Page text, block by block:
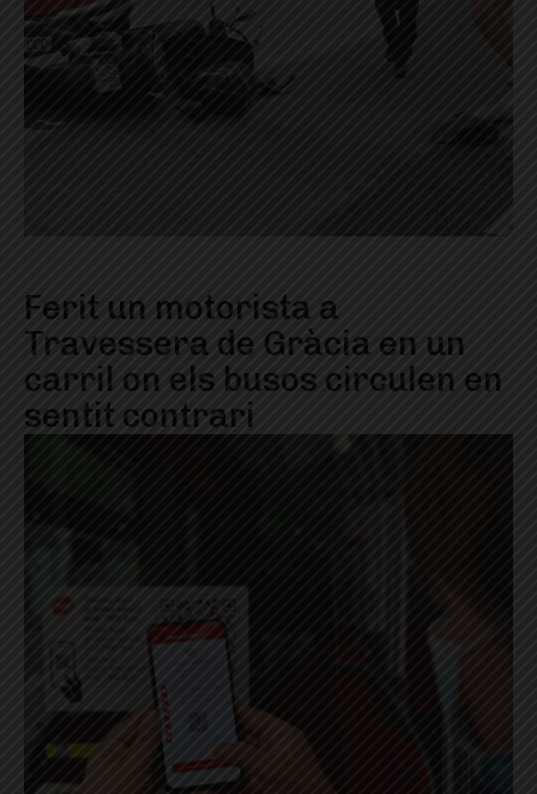
Ferit un motorista a
Travessera de Gràcia en un
carril on els busos circulen en
sentit contrari